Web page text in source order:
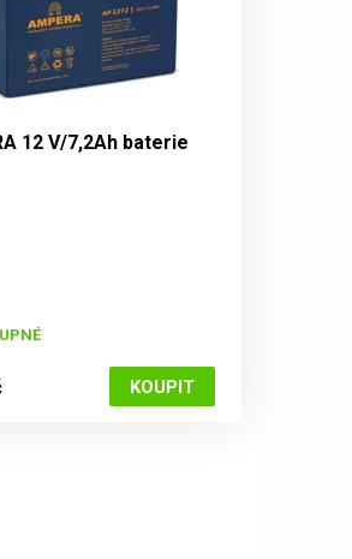
12 V/7,2Ah baterie